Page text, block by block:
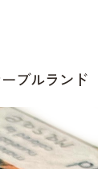
ブルランド